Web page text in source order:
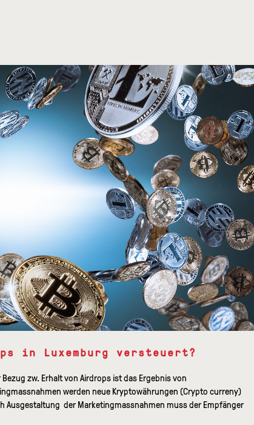
in Luxemburg versteuert?
zw. Erhalt von Airdrops ist das Ergebnis von
werden neue Kryptowährungen (Crypto curreny)
Ausgestaltung der Marketingmassnahmen muss der Empfänger